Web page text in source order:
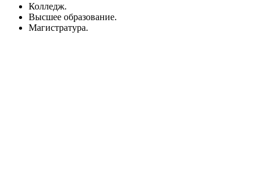
Колледж.
Высшее образование.
Магистратура.